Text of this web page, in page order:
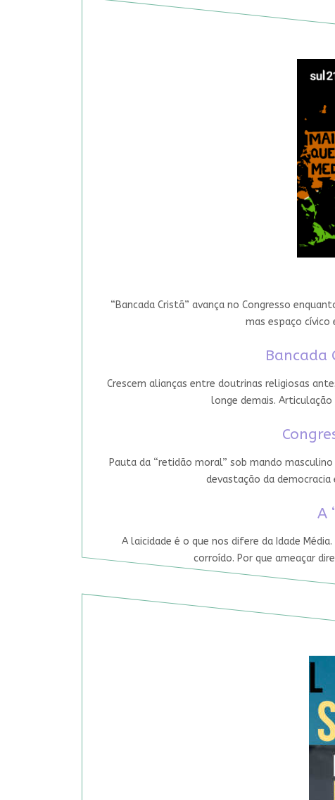
“Bancada Cristã” avança no Congresso
mas espaço cívico
Bancada
Crescem alianças entre doutrinas religiosas
longe demais.
Pauta da “retidão moral” sob mando
devastação da
A
A laicidade é o que nos difere da Idade
corroído. Por que ameaçar